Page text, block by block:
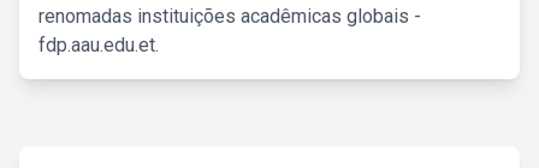
renomadas instituições acadêmicas globais -
fdp.aau.edu.et.